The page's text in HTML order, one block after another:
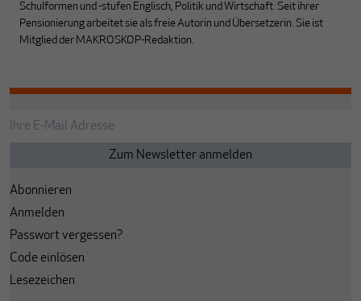
Schulformen und -stufen Englisch, Politik und Wirtschaft. Seit ihrer
Pensionierung arbeitet sie als freie Autorin und Übersetzerin. Sie ist
Mitglied der MAKROSKOP-Redaktion.
Abonnieren
Anmelden
Passwort vergessen?
Code einlösen
Lesezeichen